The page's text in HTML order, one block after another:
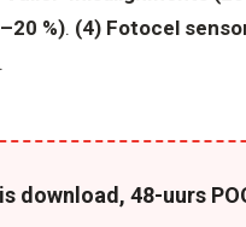
%). (4) Fotocel
.
download, 48-uurs